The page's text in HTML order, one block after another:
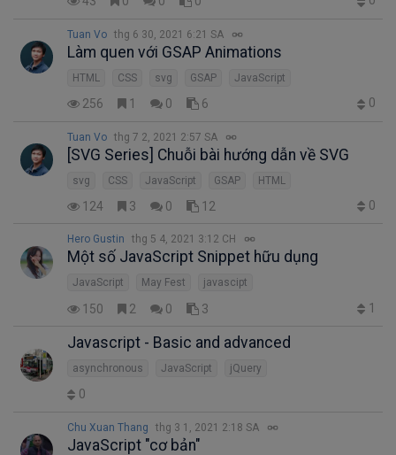
Tuan Vo thg 6 30, 2021 6:21 SA
Làm quen với GSAP Animations
HTML CSS svg GSAP JavaScript
256 1 0 6 0
Tuan Vo thg 7 2, 2021 2:57 SA
[SVG Series] Chuỗi bài hướng dẫn về SVG
svg CSS JavaScript GSAP HTML
124 3 0 12 0
Hero Gustin thg 5 4, 2021 3:12 CH
Một số JavaScript Snippet hữu dụng
JavaScript May Fest javascipt
150 2 0 3 1
Javascript - Basic and advanced
asynchronous JavaScript jQuery
0
Chu Xuan Thang thg 3 1, 2021 2:18 SA
JavaScript "cơ bản"